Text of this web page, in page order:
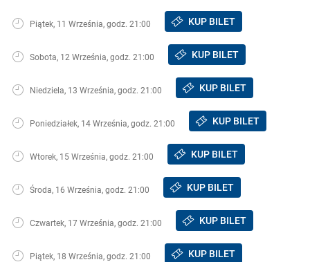
Piątek, 11 Września, godz. 21:00 KUP BILET
Sobota, 12 Września, godz. 21:00 KUP BILET
Niedziela, 13 Września, godz. 21:00 KUP BILET
Poniedziałek, 14 Września, godz. 21:00 KUP BILET
Wtorek, 15 Września, godz. 21:00 KUP BILET
Środa, 16 Września, godz. 21:00 KUP BILET
Czwartek, 17 Września, godz. 21:00 KUP BILET
Piątek, 18 Września, godz. 21:00 KUP BILET